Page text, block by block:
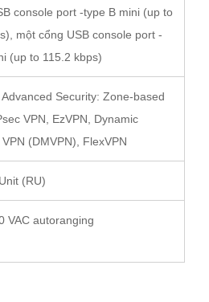
console port -type B mini (up to
một cổng USB console port -
(up to 115.2 kbps)
Advanced Security: Zone-based
VPN, EzVPN, Dynamic
(DMVPN), FlexVPN
(RU)
VAC autoranging